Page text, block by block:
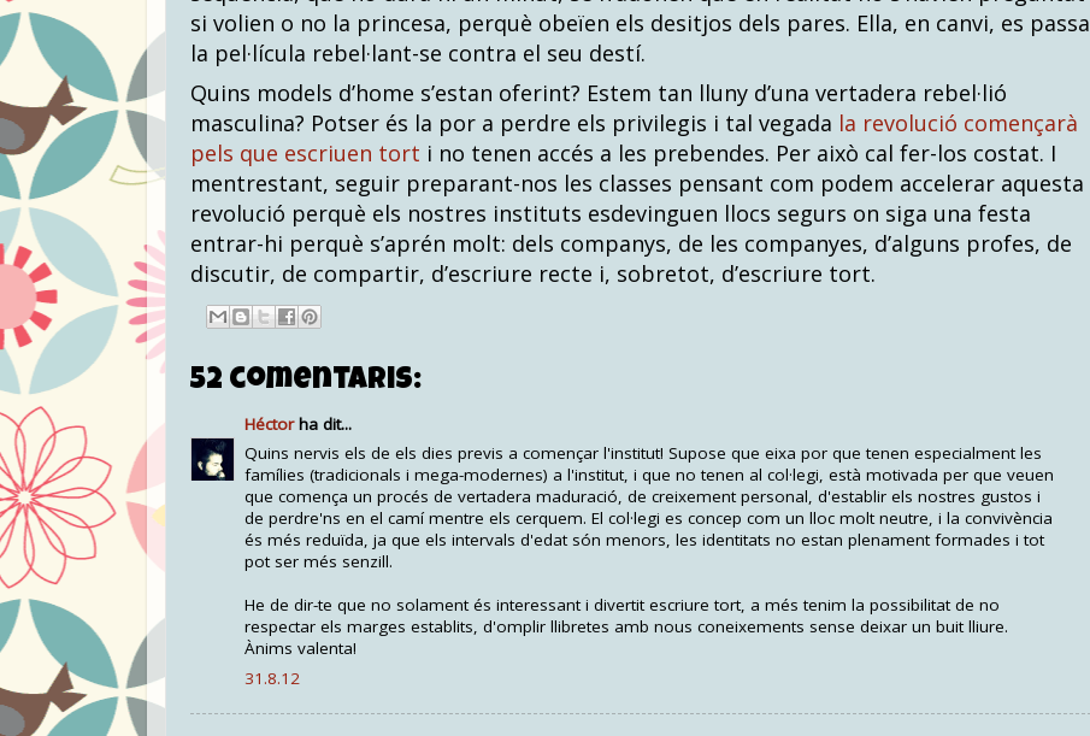
si volien o no la princesa, perquè obeïen els desitjos dels pares. Ella, en canvi, es passa
la pel·lícula rebel·lant-se contra el seu destí.
Quins models d’home s’estan oferint? Estem tan lluny d’una vertadera rebel·lió
masculina? Potser és la por a perdre els privilegis i tal vegada la revolució començarà
pels que escriuen tort i no tenen accés a les prebendes. Per això cal fer-los costat. I
mentrestant, seguir preparant-nos les classes pensant com podem accelerar aquesta
revolució perquè els nostres instituts esdevinguen llocs segurs on siga una festa
entrar-hi perquè s’aprén molt: dels companys, de les companyes, d’alguns profes, de
discutir, de compartir, d’escriure recte i, sobretot, d’escriure tort.
52 comentaris:
Héctorha dit...
Quins nervis els de els dies previs a començar l'institut! Supose que eixa por que tenen especialment les
famílies (tradicionals i mega-modernes) a l'institut, i que no tenen al col·legi, està motivada per que veuen
que comença un procés de vertadera maduració, de creixement personal, d'establir els nostres gustos i
de perdre'ns en el camí mentre els cerquem. El col·legi es concep com un lloc molt neutre, i la convivència
és més reduïda, ja que els intervals d'edat són menors, les identitats no estan plenament formades i tot
pot ser més senzill.
He de dir-te que no solament és interessant i divertit escriure tort, a més tenim la possibilitat de no
respectar els marges establits, d'omplir llibretes amb nous coneixements sense deixar un buit lliure.
Ànims valenta!
31.8.12